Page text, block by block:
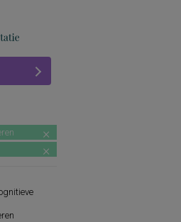
Abonneren